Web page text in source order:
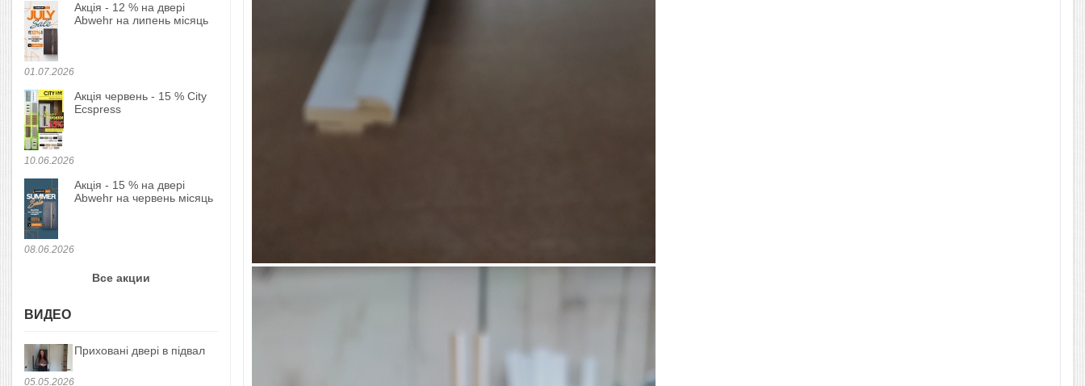
01.07.2026
Акція - 12 % на двері
Abwehr на липень місяць
10.06.2026
Акція червень - 15 % City
Ecspress
08.06.2026
Акція - 15 % на двері
Abwehr на червень місяць
Все акции
ВИДЕО
05.05.2026
Приховані двері в підвал